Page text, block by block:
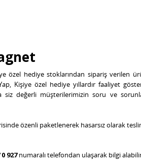
özel hediye stoklarından sipariş verilen
Kişiye özel hediye yıllardır faaliyet
değerli müşterilerimizin soru ve
özenli paketlenerek hasarsız olarak
0 927numaralı telefondan ulaşarak bilgi